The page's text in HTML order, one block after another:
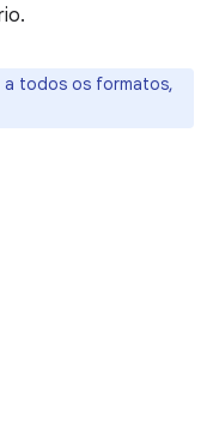
a todos os formatos,